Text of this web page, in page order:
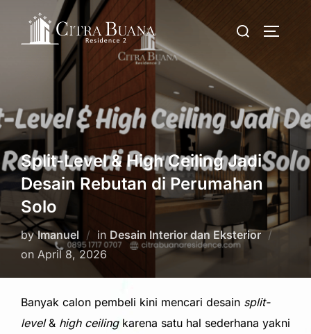
content
Search
for:
Split-Level & High Ceiling Jadi
Desain Rebutan di Perumahan
Solo
byImanuel in Desain Interior dan Eksterior
on Posted
April 8, 2026
Banyak calon pembeli kini mencari desain split-
level& high ceiling karena satu hal sederhana yakni